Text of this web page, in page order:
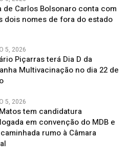
de Carlos Bolsonaro conta com
dois nomes de fora do estado
5, 2026
Piçarras terá Dia D da
Multivacinação no dia 22 de
5, 2026
tem candidatura
em convenção do MDB e
rumo à Câmara